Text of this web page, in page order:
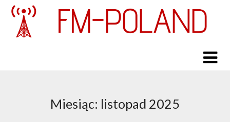
Skip
content
Miesiąc: listopad 2025